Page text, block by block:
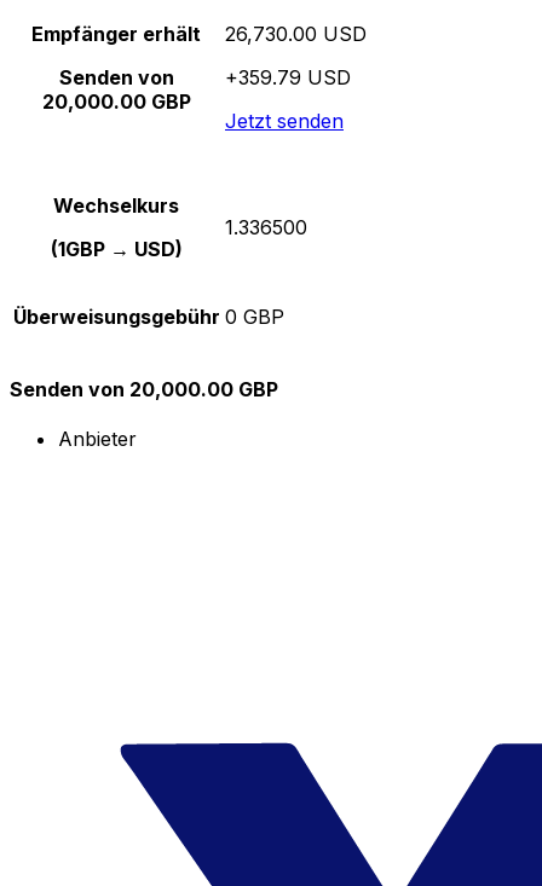
Empfänger erhält
Senden von
20,000.00 GBP
26,730.00 USD
+359.79 USD
Jetzt senden
Wechselkurs
(1GBP → USD)
1.336500
Überweisungsgebühr 0 GBP
Senden von 20,000.00 GBP
Anbieter